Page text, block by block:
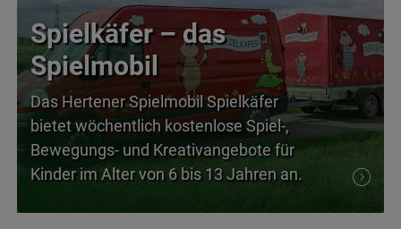
Spielkäfer – das
Spielmobil
Das Hertener Spielmobil Spielkäfer
bietet wöchentlich kostenlose Spiel-,
Bewegungs- und Kreativangebote für
Kinder im Alter von 6 bis 13 Jahren an.